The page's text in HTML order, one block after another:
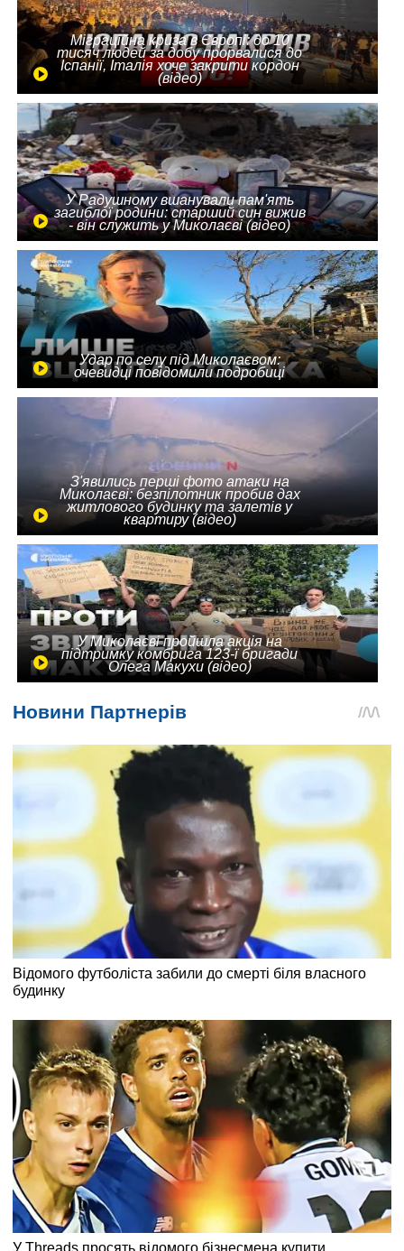
Міграційна криза в Європі: до 10
тисяч людей за добу прорвалися до
Іспанії, Італія хоче закрити кордон
(відео)
У Радушному вшанували пам'ять
загиблої родини: старший син вижив
- він служить у Миколаєві (відео)
Удар по селу під Миколаєвом:
очевидці повідомили подробиці
З'явились перші фото атаки на
Миколаєві: безпілотник пробив дах
житлового будинку та залетів у
квартиру (відео)
У Миколаєві пройшла акція на
підтримку комбрига 123-ї бригади
Олега Макухи (відео)